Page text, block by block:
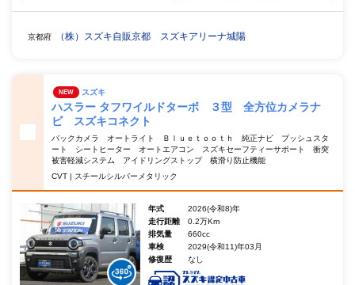
京都府 （株）スズキ自販京都 スズキアリーナ城陽
NEW スズキ
ハスラー タフワイルドターボ ３型 全方位カメラナ
ビ スズキコネクト
バックカメラ オートライト Ｂｌｕｅｔｏｏｔｈ 純正ナビ プッシュスタ
ート シートヒーター オートエアコン スズキセーフティーサポート 衝突
被害軽減システム アイドリングストップ 横滑り防止機能
CVT | スチールシルバーメタリック
年式
2026(令和8)年
走行距離
0.2万Km
排気量
660cc
車検
2029(令和11)年03月
修復歴
なし